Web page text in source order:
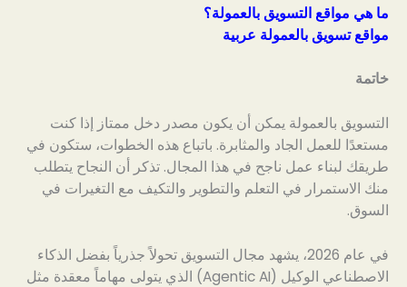
ما هي مواقع التسويق بالعمولة؟
مواقع تسويق بالعمولة عربية
خاتمة
التسويق بالعمولة يمكن أن يكون مصدر دخل ممتاز إذا كنت
مستعدًا للعمل الجاد والمثابرة. باتباع هذه الخطوات، ستكون في
طريقك لبناء عمل ناجح في هذا المجال. تذكر أن النجاح يتطلب
منك الاستمرار في التعلم والتطوير والتكيف مع التغيرات في
السوق.
في عام 2026، يشهد مجال التسويق تحولاً جذرياً بفضل الذكاء
الاصطناعي الوكيل (Agentic AI) الذي يتولى مهاماً معقدة مثل